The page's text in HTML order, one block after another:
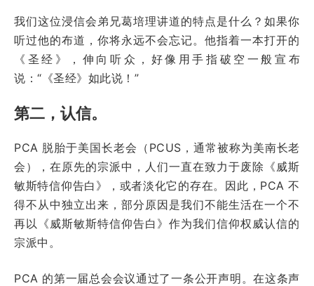
我们这位浸信会弟兄葛培理讲道的特点是什么？如果你
听过他的布道，你将永远不会忘记。他指着一本打开的
《圣经》，伸向听众，好像用手指破空一般宣布
说：“《圣经》如此说！”
第二，认信。
PCA 脱胎于美国长老会（PCUS，通常被称为美南长老
会），在原先的宗派中，人们一直在致力于废除《威斯
敏斯特信仰告白》，或者淡化它的存在。因此，PCA 不
得不从中独立出来，部分原因是我们不能生活在一个不
再以《威斯敏斯特信仰告白》作为我们信仰权威认信的
宗派中。
PCA 的第一届总会会议通过了一条公开声明。在这条声